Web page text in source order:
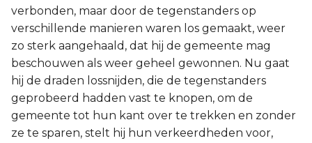
Joël
Jona
Hábakuk
verbonden, maar door de tegenstanders op
verschillende manieren waren los gemaakt, weer
zo sterk aangehaald, dat hij de gemeente mag
beschouwen als weer geheel gewonnen. Nu gaat
hij de draden lossnijden, die de tegenstanders
geprobeerd hadden vast te knopen, om de
gemeente tot hun kant over te trekken en zonder
ze te sparen, stelt hij hun verkeerdheden voor,